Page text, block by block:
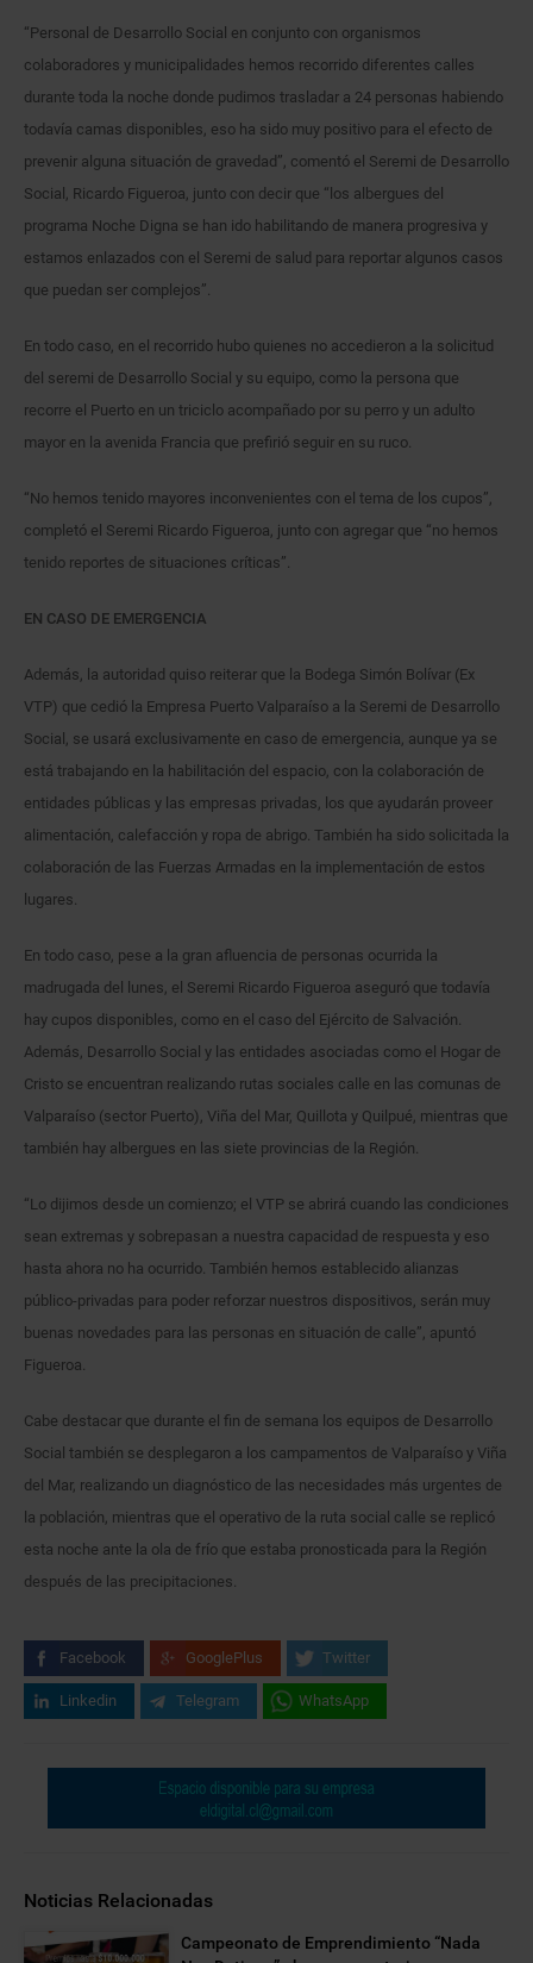
“Personal de Desarrollo Social en conjunto con organismos
colaboradores y municipalidades hemos recorrido diferentes calles
durante toda la noche donde pudimos trasladar a 24 personas habiendo
todavía camas disponibles, eso ha sido muy positivo para el efecto de
prevenir alguna situación de gravedad”, comentó el Seremi de Desarrollo
Social, Ricardo Figueroa, junto con decir que “los albergues del
programa Noche Digna se han ido habilitando de manera progresiva y
estamos enlazados con el Seremi de salud para reportar algunos casos
que puedan ser complejos”.
En todo caso, en el recorrido hubo quienes no accedieron a la solicitud
del seremi de Desarrollo Social y su equipo, como la persona que
recorre el Puerto en un triciclo acompañado por su perro y un adulto
mayor en la avenida Francia que prefirió seguir en su ruco.
“No hemos tenido mayores inconvenientes con el tema de los cupos”,
completó el Seremi Ricardo Figueroa, junto con agregar que “no hemos
tenido reportes de situaciones críticas”.
EN CASO DE EMERGENCIA
Además, la autoridad quiso reiterar que la Bodega Simón Bolívar (Ex
VTP) que cedió la Empresa Puerto Valparaíso a la Seremi de Desarrollo
Social, se usará exclusivamente en caso de emergencia, aunque ya se
está trabajando en la habilitación del espacio, con la colaboración de
entidades públicas y las empresas privadas, los que ayudarán proveer
alimentación, calefacción y ropa de abrigo. También ha sido solicitada la
colaboración de las Fuerzas Armadas en la implementación de estos
lugares.
En todo caso, pese a la gran afluencia de personas ocurrida la
madrugada del lunes, el Seremi Ricardo Figueroa aseguró que todavía
hay cupos disponibles, como en el caso del Ejército de Salvación.
Además, Desarrollo Social y las entidades asociadas como el Hogar de
Cristo se encuentran realizando rutas sociales calle en las comunas de
Valparaíso (sector Puerto), Viña del Mar, Quillota y Quilpué, mientras que
también hay albergues en las siete provincias de la Región.
“Lo dijimos desde un comienzo; el VTP se abrirá cuando las condiciones
sean extremas y sobrepasan a nuestra capacidad de respuesta y eso
hasta ahora no ha ocurrido. También hemos establecido alianzas
público-privadas para poder reforzar nuestros dispositivos, serán muy
buenas novedades para las personas en situación de calle”, apuntó
Figueroa.
Cabe destacar que durante el fin de semana los equipos de Desarrollo
Social también se desplegaron a los campamentos de Valparaíso y Viña
del Mar, realizando un diagnóstico de las necesidades más urgentes de
la población, mientras que el operativo de la ruta social calle se replicó
esta noche ante la ola de frío que estaba pronosticada para la Región
después de las precipitaciones.
Facebook GooglePlus Twitter
Linkedin Telegram WhatsApp
Noticias Relacionadas
Campeonato de Emprendimiento “Nada